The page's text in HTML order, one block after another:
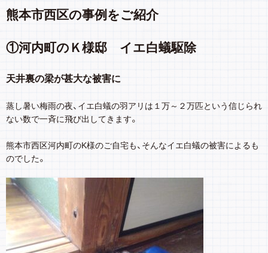
熊本市西区の事例をご紹介
①河内町のＫ様邸 イエ白蟻駆除
天井裏の梁が甚大な被害に
蒸し暑い梅雨の夜、イエ白蟻の羽アリは１万～２万匹という信じられ
ない数で一斉に飛び出してきます。
熊本市西区河内町のK様のご自宅も、そんなイエ白蟻の被害によるも
のでした。